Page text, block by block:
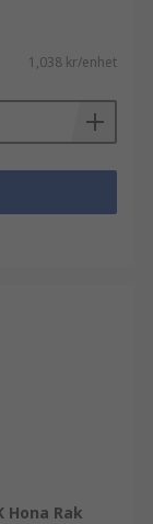
1,038 kr/enhet
Hona Rak